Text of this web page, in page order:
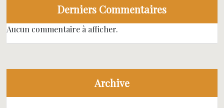
Derniers Commentaires
Aucun commentaire à afficher.
Archive